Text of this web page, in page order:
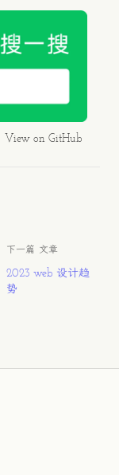
View on GitHub
下一篇 文章
2023 web 设计趋
势